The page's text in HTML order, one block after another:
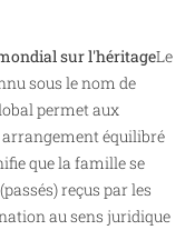
sur l'héritageLe
sous le nom de
permet aux
équilibré
que la famille se
reçus par les
au sens juridique